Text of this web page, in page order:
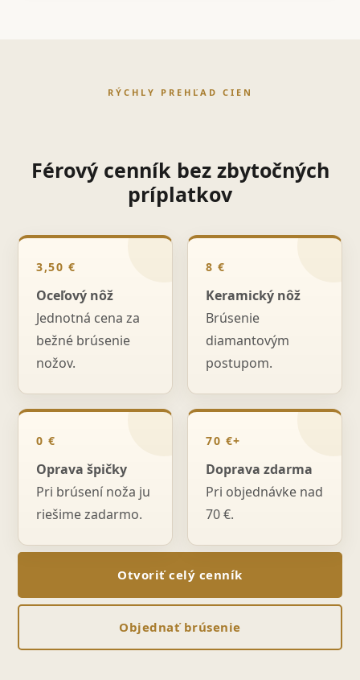
RÝCHLY PREHĽAD CIEN
Férový cenník bez zbytočných
príplatkov
3,50 €
Oceľový nôž
Jednotná cena za
bežné brúsenie
nožov.
8 €
Keramický nôž
Brúsenie
diamantovým
postupom.
0 €
Oprava špičky
Pri brúsení noža ju
riešime zadarmo.
70 €+
Doprava zdarma
Pri objednávke nad
70 €.
Otvoriť celý cenník
Objednať brúsenie